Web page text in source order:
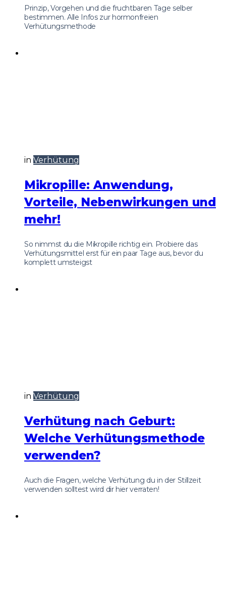
Prinzip, Vorgehen und die fruchtbaren Tage selber
bestimmen. Alle Infos zur hormonfreien
Verhütungsmethode
in Verhütung
Mikropille: Anwendung,
Vorteile, Nebenwirkungen und
mehr!
So nimmst du die Mikropille richtig ein. Probiere das
Verhütungsmittel erst für ein paar Tage aus, bevor du
komplett umsteigst
in Verhütung
Verhütung nach Geburt:
Welche Verhütungsmethode
verwenden?
Auch die Fragen, welche Verhütung du in der Stillzeit
verwenden solltest wird dir hier verraten!